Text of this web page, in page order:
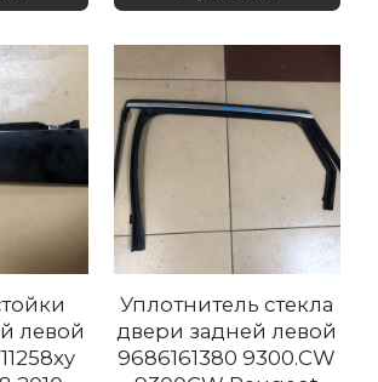
левой
Уплотнитель стекла
двери задней левой
9686161380 9300.CW